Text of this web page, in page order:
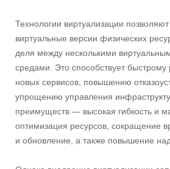
Технологии виртуализации позволяют
виртуальные версии физических
деля между несколькими
средами. Это способствует быстрому
новых сервисов, повышению
упрощению управления
преимуществ — высокая гибкость и
оптимизация ресурсов, сокращение
и обновление, а также повышение